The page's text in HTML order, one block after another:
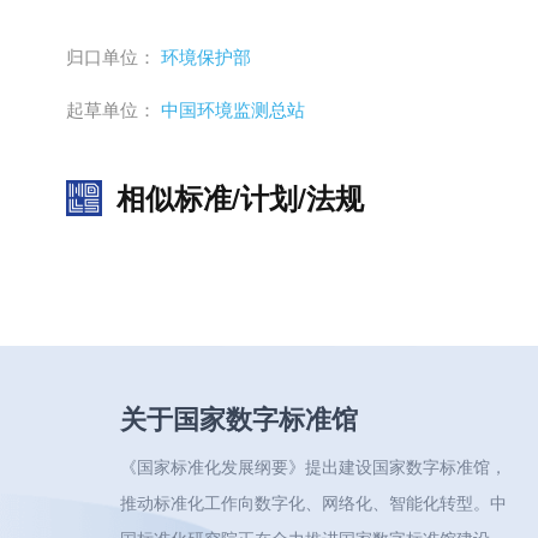
归口单位： 环境保护部
起草单位： 中国环境监测总站
相似标准/计划/法规
关于国家数字标准馆
《国家标准化发展纲要》提出建设国家数字标准馆，
推动标准化工作向数字化、网络化、智能化转型。中